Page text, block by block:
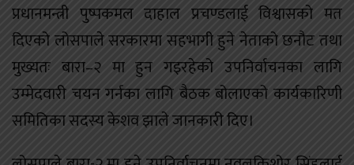
प्रधानमन्त्री पुष्पकमल दाहाल प्रचण्डलाई विश्वासको मत
दिएको लोसपाले सरकारमा सहभागी हुने नेताको छनौट तथा
मुख्यतः बारा–२ मा हुन गइरहेको उपनिर्वाचनका लागि
उम्मेदवारी चयन गर्नका लागि बैठक बोलाएको कार्यकारिणी
समितिका सदस्य केशव झाले जानकारी दिए।